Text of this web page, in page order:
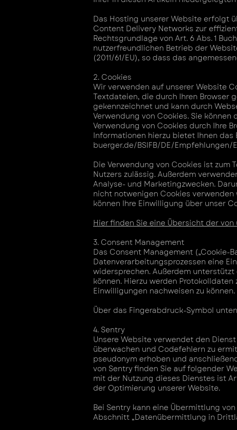
Das Hosting unserer Website erfolgt
Content Delivery Networks zur
Rechtsgrundlage von Art. 6 Abs. 1
nutzerfreundlichen Betrieb der
(2011/61/EU), so dass das
2. Cookies
Wir verwenden auf unserer Website
Textdateien, die durch Ihren Browser
gekennzeichnet und kann durch
Verwendung von Cookies. Sie
Verwendung von Cookies durch Ihre
Informationen hierzu bietet Ihnen
buerger.de/BSIFB/DE/
Die Verwendung von Cookies ist
Nutzers zulässig. Außerdem
Analyse- und Marketingzwecken.
nicht notwenigen Cookies verwenden
können Ihre Einwilligung über unser
Hier finden Sie eine Übersicht der
3. Consent Management
Das Consent Management („Cookie-
Datenverarbeitungsprozessen eine
widersprechen. Außerdem
können. Hierzu werden
Einwilligungen nachweisen zu können.
Über das Fingerabdruck-Symbol
4. Sentry
Unsere Website verwendet den
überwachen und Codefehlern zu
pseudonym erhoben und
von Sentry finden Sie auf folgender
mit der Nutzung dieses Dienstes ist
der Optimierung unserer Website.
Bei Sentry kann eine Übermittlung
Abschnitt „Datenübermittlung in